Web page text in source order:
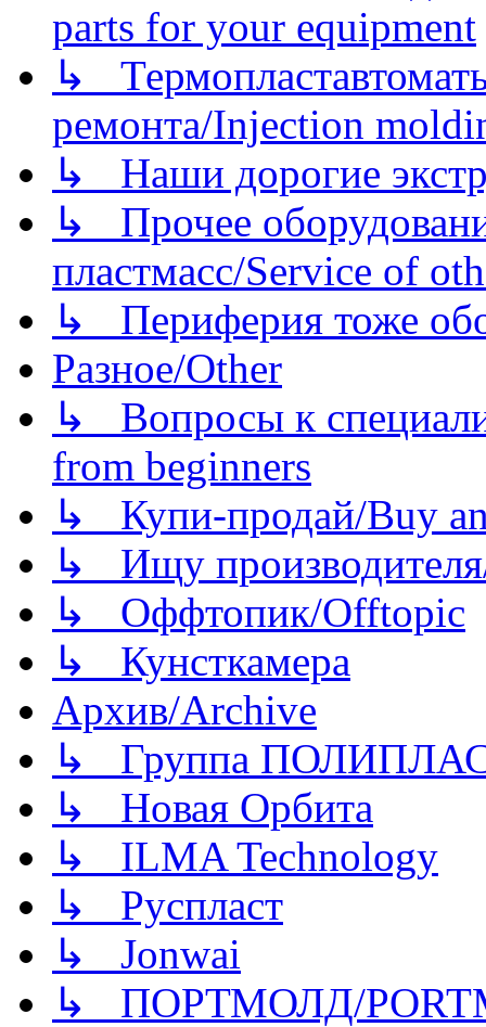
parts for your equipment
↳
ремонта/Injection
↳ Наши дорогие
↳ Прочее
пластмасс/Service of
↳ Периферия тоже
Разное/Other
↳ Вопросы к
from beginners
↳ Купи-продай/Buy
↳ Ищу
↳ Оффтопик/Offtopic
↳ Кунсткамера
Архив/Archive
↳ Группа
↳ Новая Орбита
↳ ILMA Technology
↳ Руспласт
↳ Jonwai
↳ ПОРТМОЛД/